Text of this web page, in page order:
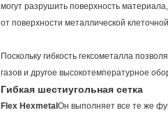
могут разрушить поверхность
от поверхности металлической
Поскольку гибкость гексометалла
газов и другое высокотемпературное
Гибкая шестиугольная сетка
Flex Hexmetal Он выполняет все те же